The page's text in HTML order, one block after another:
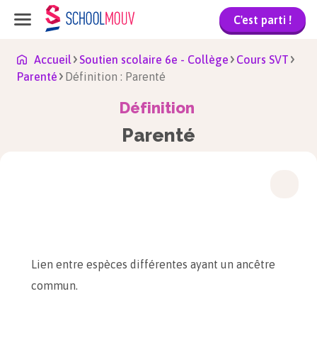
C'est parti !
Accueil Soutien scolaire 6e - Collège
Cours SVT
Parenté
Définition : Parenté
Définition
Parenté
Lien entre espèces différentes ayant un ancêtre
commun.